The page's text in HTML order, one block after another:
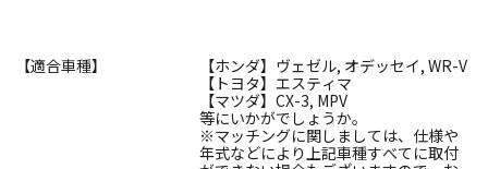
【適合車種】
【ホンダ】ヴェゼル, オデッセイ, WR-V
【トヨタ】エスティマ
【マツダ】CX-3, MPV
等にいかがでしょうか。
※マッチングに関しましては、仕様や
年式などにより上記車種すべてに取付